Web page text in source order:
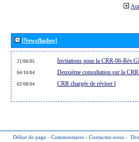
[Newsflashes]
21/06/05 Invitations pour la CRR-06-
04/10/04 Deuxième consultation sur la
02/08/04 CRR chargée de réviser l
Début de page - Commentaires - Contactez-nous -